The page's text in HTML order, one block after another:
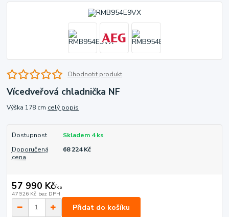
Ohodnotit produkt
Vícedveřová chladnička NF
Výška 178 cm celý popis
Dostupnost
Skladem 4 ks
Doporučená
cena
68 224 Kč
57 990 Kč/ks
47 926 Kč bez DPH
Přidat do košíku